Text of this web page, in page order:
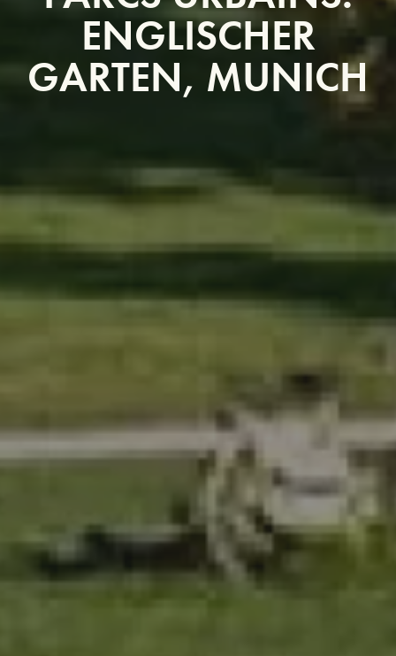
ENGLISCHER
GARTEN, MUNICH